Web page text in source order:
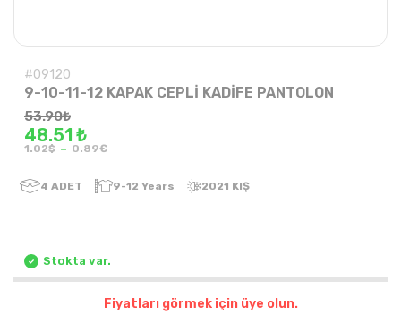
#09120
9-10-11-12 KAPAK CEPLİ KADİFE PANTOLON
53.90₺
48.51 ₺
1.02$ - 0.89€
4 ADET 9-12 Years 2021 KIŞ
Stokta var.
Fiyatları görmek için üye olun.